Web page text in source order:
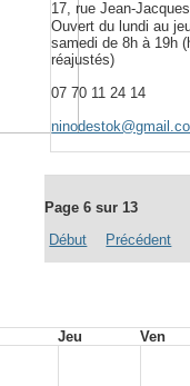
Jeu Ven
17, rue Jean-
Ouvert du lundi au
samedi de 8h à 19h
réajustés)
07 70 11 24 14
Page 6 sur 13
Début
Précédent